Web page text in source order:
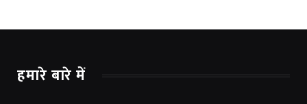
हमारे बारे में